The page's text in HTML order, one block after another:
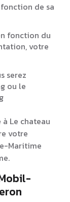
de sa
fonction du
votre
serez
ou le
Le chateau
votre
Maritime